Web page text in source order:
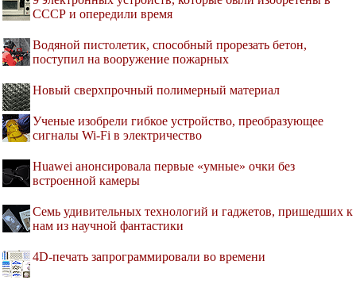
СССР и опередили время
Водяной пистолетик, способный прорезать бетон,
поступил на вооружение пожарных
Новый сверхпрочный полимерный материал
Ученые изобрели гибкое устройство, преобразующее
сигналы Wi-Fi в электричество
Huawei анонсировала первые «умные» очки без
встроенной камеры
Семь удивительных технологий и гаджетов, пришедших к
нам из научной фантастики
4D-печать запрограммировали во времени